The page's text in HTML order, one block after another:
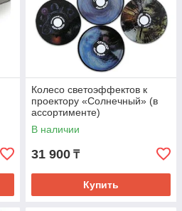
Колесо светоэффектов к
проектору «Солнечный» (в
ассортименте)
В наличии
31 900 ₸
Купить